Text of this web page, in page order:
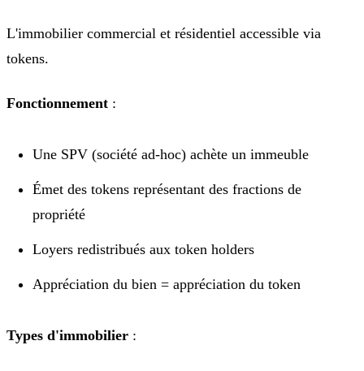
L'immobilier commercial et résidentiel accessible via
tokens.
Fonctionnement :
Une SPV (société ad-hoc) achète un immeuble
Émet des tokens représentant des fractions de
propriété
Loyers redistribués aux token holders
Appréciation du bien = appréciation du token
Types d'immobilier :